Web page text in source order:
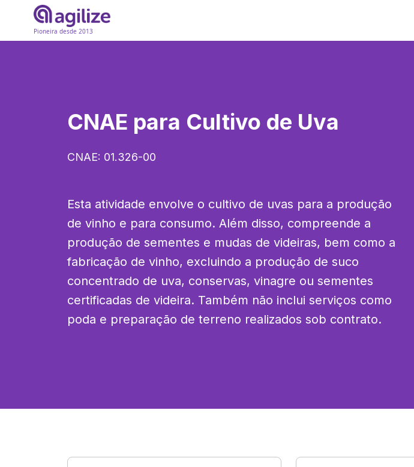
Pioneira desde 2013
CNAE para Cultivo de Uva
CNAE: 01.326-00
Esta atividade envolve o cultivo de uvas para a produção
de vinho e para consumo. Além disso, compreende a
produção de sementes e mudas de videiras, bem como a
fabricação de vinho, excluindo a produção de suco
concentrado de uva, conservas, vinagre ou sementes
certificadas de videira. Também não inclui serviços como
poda e preparação de terreno realizados sob contrato.